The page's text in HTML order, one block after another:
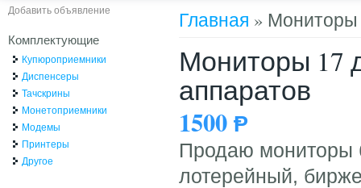
Вы здесь
Главная » Мониторы
Мониторы 17
аппаратов
1500 Ᵽ
Продаю мониторы
лотерейный,
Добавить объявление
Комплектующие
Купюроприемники
Диспенсеры
Тачскрины
Монетоприемники
Модемы
Принтеры
Другое